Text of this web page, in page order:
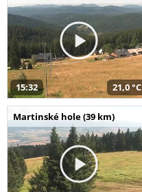
15:32 21,0 °C
Martinské hole (39 km)